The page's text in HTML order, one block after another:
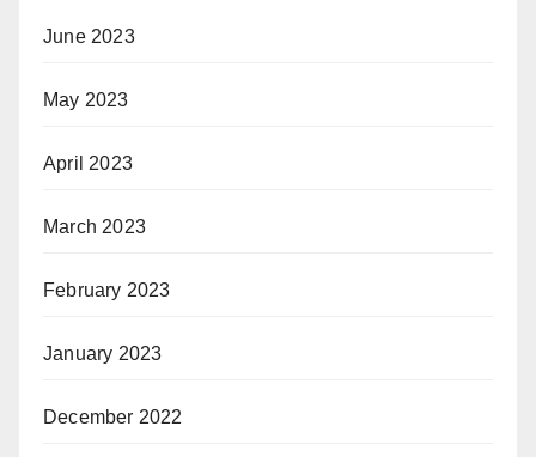
June 2023
May 2023
April 2023
March 2023
February 2023
January 2023
December 2022